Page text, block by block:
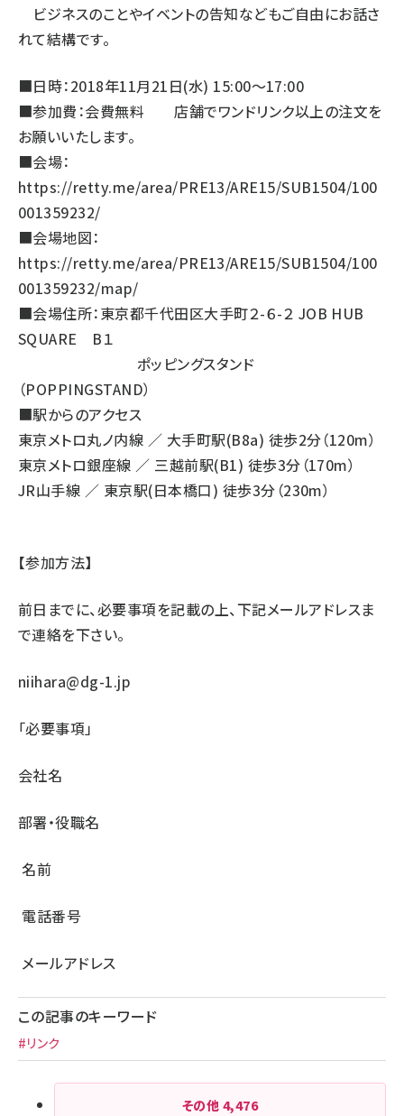
ビジネスのことやイベントの告知などもご自由にお話さ
れて結構です。
■日時：2018年11月21日(水) 15:00～17:00
■参加費：会費無料 店舗でワンドリンク以上の注文を
お願いいたします。
■会場：
https://retty.me/area/PRE13/ARE15/SUB1504/100
001359232/
■会場地図：
https://retty.me/area/PRE13/ARE15/SUB1504/100
001359232/map/
■会場住所：東京都千代田区大手町２-６-２ JOB HUB
SQUARE B１
ポッピングスタンド
（POPPINGSTAND）
■駅からのアクセス
東京メトロ丸ノ内線 ／ 大手町駅(B8a) 徒歩2分（120m）
東京メトロ銀座線 ／ 三越前駅(B1) 徒歩3分（170m）
JR山手線 ／ 東京駅(日本橋口) 徒歩3分（230m）
【参加方法】
前日までに、必要事項を記載の上、下記メールアドレスま
で連絡を下さい。
niihara@dg-1.jp
「必要事項」
会社名
部署・役職名
名前
電話番号
メールアドレス
この記事のキーワード
#リンク
その他 4,476